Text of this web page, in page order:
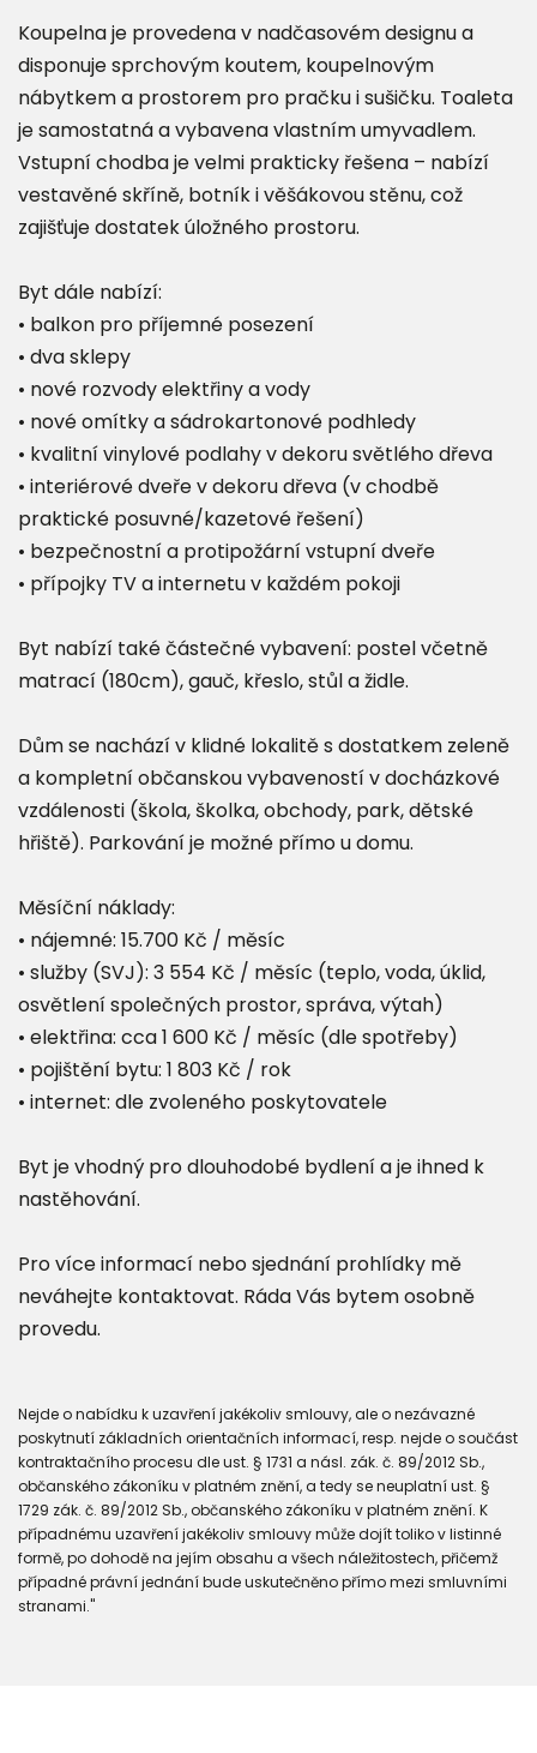
Koupelna je provedena v nadčasovém designu a
disponuje sprchovým koutem, koupelnovým
nábytkem a prostorem pro pračku i sušičku. Toaleta
je samostatná a vybavena vlastním umyvadlem.
Vstupní chodba je velmi prakticky řešena – nabízí
vestavěné skříně, botník i věšákovou stěnu, což
zajišťuje dostatek úložného prostoru.
Byt dále nabízí:
• balkon pro příjemné posezení
• dva sklepy
• nové rozvody elektřiny a vody
• nové omítky a sádrokartonové podhledy
• kvalitní vinylové podlahy v dekoru světlého dřeva
• interiérové dveře v dekoru dřeva (v chodbě
praktické posuvné/kazetové řešení)
• bezpečnostní a protipožární vstupní dveře
• přípojky TV a internetu v každém pokoji
Byt nabízí také částečné vybavení: postel včetně
matrací (180cm), gauč, křeslo, stůl a židle.
Dům se nachází v klidné lokalitě s dostatkem zeleně
a kompletní občanskou vybaveností v docházkové
vzdálenosti (škola, školka, obchody, park, dětské
hřiště). Parkování je možné přímo u domu.
Měsíční náklady:
• nájemné: 15.700 Kč / měsíc
• služby (SVJ): 3 554 Kč / měsíc (teplo, voda, úklid,
osvětlení společných prostor, správa, výtah)
• elektřina: cca 1 600 Kč / měsíc (dle spotřeby)
• pojištění bytu: 1 803 Kč / rok
• internet: dle zvoleného poskytovatele
Byt je vhodný pro dlouhodobé bydlení a je ihned k
nastěhování.
Pro více informací nebo sjednání prohlídky mě
neváhejte kontaktovat. Ráda Vás bytem osobně
provedu.
Nejde o nabídku k uzavření jakékoliv smlouvy, ale o nezávazné
poskytnutí základních orientačních informací, resp. nejde o součást
kontraktačního procesu dle ust. § 1731 a násl. zák. č. 89/2012 Sb.,
občanského zákoníku v platném znění, a tedy se neuplatní ust. §
1729 zák. č. 89/2012 Sb., občanského zákoníku v platném znění. K
případnému uzavření jakékoliv smlouvy může dojít toliko v listinné
formě, po dohodě na jejím obsahu a všech náležitostech, přičemž
případné právní jednání bude uskutečněno přímo mezi smluvními
stranami."